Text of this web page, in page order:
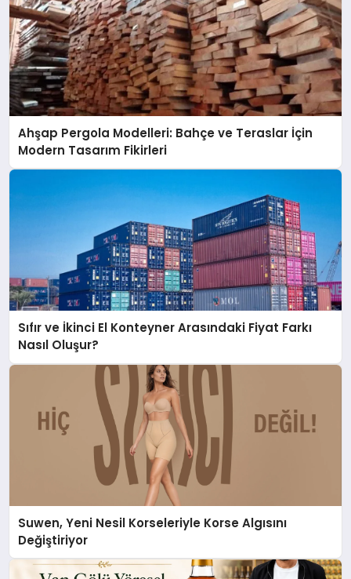
Ahşap Pergola Modelleri: Bahçe ve Teraslar İçin
Modern Tasarım Fikirleri
Sıfır ve İkinci El Konteyner Arasındaki Fiyat Farkı
Nasıl Oluşur?
Suwen, Yeni Nesil Korseleriyle Korse Algısını
Değiştiriyor